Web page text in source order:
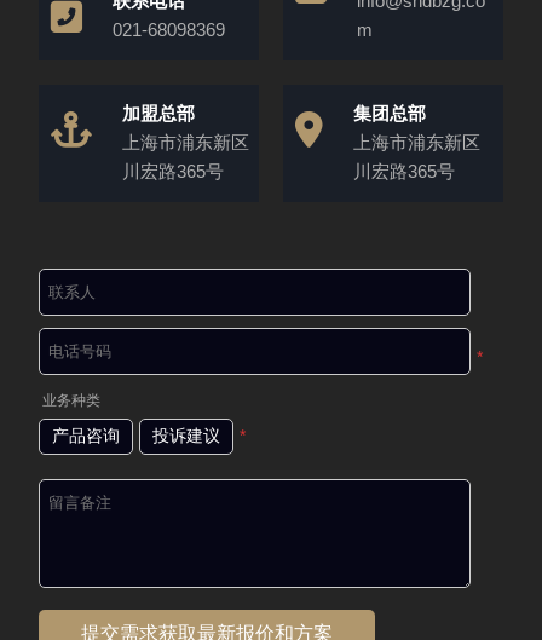
021-68098369
m
加盟总部
上海市浦东新区
川宏路365号
集团总部
上海市浦东新区
川宏路365号
*
业务种类
产品咨询 投诉建议 *